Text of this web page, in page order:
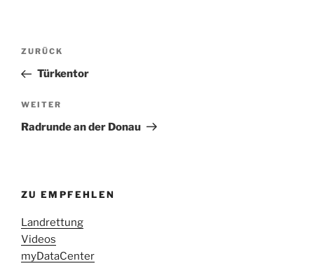
Beitragsnavigation
Vorheriger
Beitrag
ZURÜCK
Türkentor
Nächster
Beitrag
WEITER
Radrunde an der Donau
ZU EMPFEHLEN
Landrettung
Videos
myDataCenter